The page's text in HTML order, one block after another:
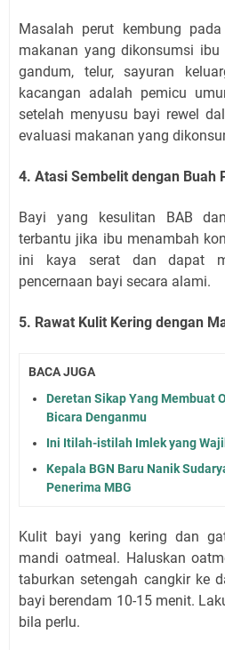
Masalah perut kembung
makanan yang dikonsumsi ibu
gandum, telur, sayuran
kacangan adalah pemicu
setelah menyusu bayi rewel
evaluasi makanan yang
4. Atasi Sembelit dengan Buah
Bayi yang kesulitan BAB
terbantu jika ibu menambah
ini kaya serat dan dapat
pencernaan bayi secara alami.
5. Rawat Kulit Kering dengan
BACA JUGA
Deretan Sikap Yang Membuat
Bicara Denganmu
Ini Itilah-istilah Imlek yang
Kepala BGN Baru Nanik
Penerima MBG
Kulit bayi yang kering dan
mandi oatmeal. Haluskan
taburkan setengah cangkir ke
bayi berendam 10-15 menit.
bila perlu.